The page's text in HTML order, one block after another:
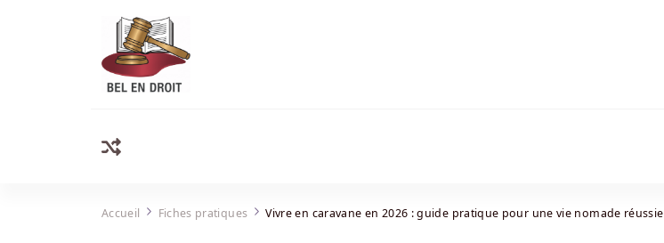
Accueil Fiches pratiques Vivre en caravane en 2026 : guide pratique pour une vie nomade réussie